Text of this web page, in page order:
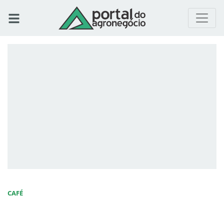
CAFÉ